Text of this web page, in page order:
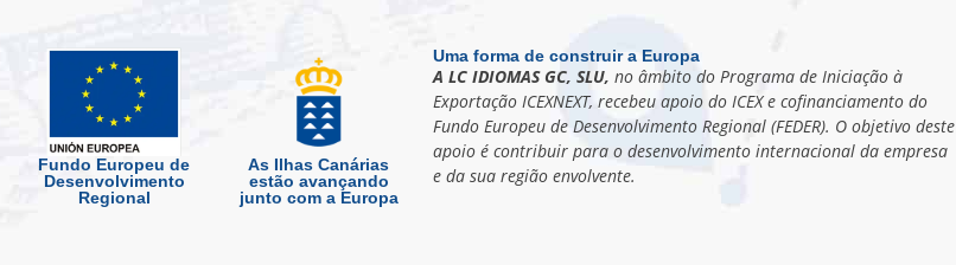
Fundo Europeu de
Desenvolvimento
Regional
As Ilhas Canárias
estão avançando
junto com a Europa
Uma forma de construir a Europa
A LC IDIOMAS GC, SLU, no âmbito do Programa de Iniciação à
Exportação ICEXNEXT, recebeu apoio do ICEX e cofinanciamento do
Fundo Europeu de Desenvolvimento Regional (FEDER). O objetivo deste
apoio é contribuir para o desenvolvimento internacional da empresa
e da sua região envolvente.